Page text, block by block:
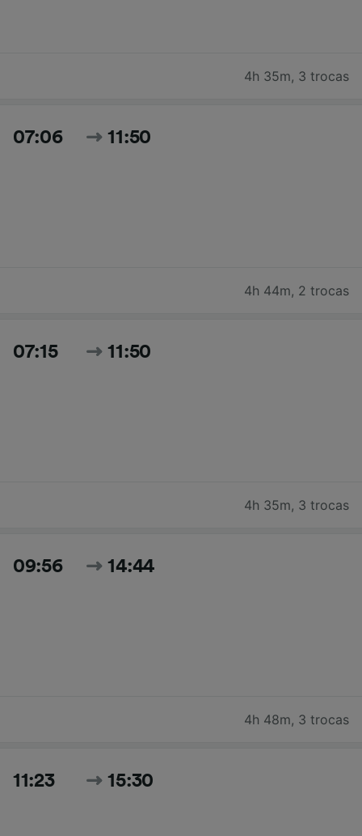
4h 35m, 3 trocas
07:06 11:50
4h 44m, 2 trocas
07:15 11:50
4h 35m, 3 trocas
09:56 14:44
4h 48m, 3 trocas
11:23 15:30